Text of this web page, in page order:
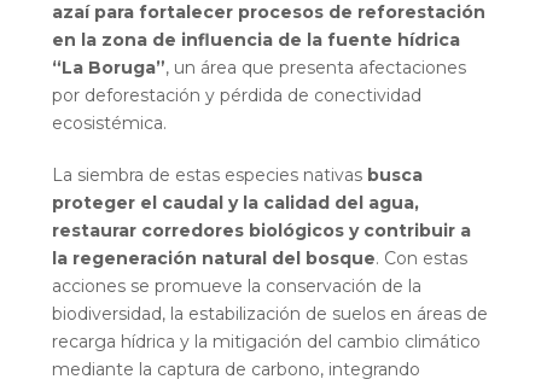
azaí para fortalecer procesos de reforestación
en la zona de influencia de la fuente hídrica
“La Boruga”, un área que presenta afectaciones
por deforestación y pérdida de conectividad
ecosistémica.
La siembra de estas especies nativas busca
proteger el caudal y la calidad del agua,
restaurar corredores biológicos y contribuir a
la regeneración natural del bosque. Con estas
acciones se promueve la conservación de la
biodiversidad, la estabilización de suelos en áreas de
recarga hídrica y la mitigación del cambio climático
mediante la captura de carbono, integrando